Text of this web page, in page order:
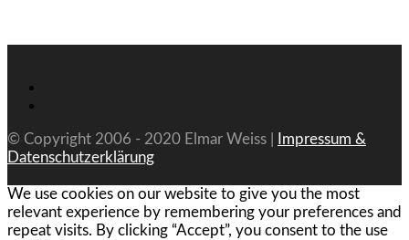
© Copyright 2006 - 2020 Elmar Weiss |
Impressum &
Datenschutzerklärung
We use cookies on our website to give you the most
relevant experience by remembering your preferences and
repeat visits. By clicking “Accept”, you consent to the use